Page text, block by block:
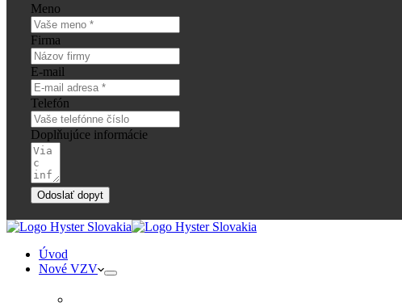
Meno
Firma
E-mail
Telefón
Doplňujúce informácie
Odoslať dopyt
Úvod
Nové VZV